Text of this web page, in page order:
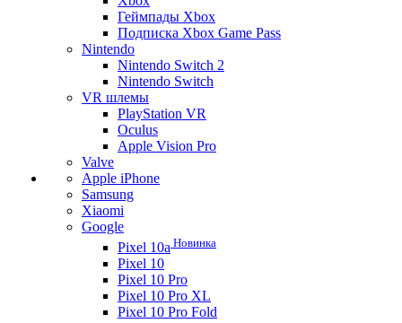
Геймпады Xbox
Подписка Xbox Game Pass
Nintendo
Nintendo Switch 2
Nintendo Switch
VR шлемы
PlayStation VR
Oculus
Apple Vision Pro
Valve
Apple iPhone
Samsung
Xiaomi
Google
Pixel 10a Новинка
Pixel 10
Pixel 10 Pro
Pixel 10 Pro XL
Pixel 10 Pro Fold